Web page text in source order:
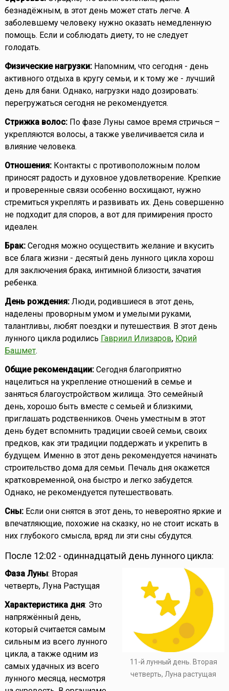
безнадёжным, в этот день может стать легче. А
заболевшему человеку нужно оказать немедленную
помощь. Если и соблюдать диету, то не следует
голодать.
Физические нагрузки: Напомним, что сегодня - день
активного отдыха в кругу семьи, и к тому же - лучший
день для бани. Однако, нагрузки надо дозировать:
перегружаться сегодня не рекомендуется.
Стрижка волос: По фазе Луны самое время стричься –
укрепляются волосы, а также увеличивается сила и
влияние человека.
Отношения: Контакты с противоположным полом
приносят радость и духовное удовлетворение. Крепкие
и проверенные связи особенно восхищают, нужно
стремиться укреплять и развивать их. День совершенно
не подходит для споров, а вот для примирения просто
идеален.
Брак: Сегодня можно осуществить желание и вкусить
все блага жизни - десятый день лунного цикла хорош
для заключения брака, интимной близости, зачатия
ребенка.
День рождения: Люди, родившиеся в этот день,
наделены проворным умом и умелыми руками,
талантливы, любят поездки и путешествия. В этот день
лунного цикла родились Гавриил Илизаров, Юрий
Башмет.
Общие рекомендации: Сегодня благоприятно
нацелиться на укрепление отношений в семье и
заняться благоустройством жилища. Это семейный
день, хорошо быть вместе с семьей и близкими,
приглашать родственников. Очень уместным в этот
день будет вспомнить традиции своей семьи, своих
предков, как эти традиции поддержать и укрепить в
будущем. Именно в этот день рекомендуется начинать
строительство дома для семьи. Печаль дня окажется
кратковременной, она быстро и легко забудется.
Однако, не рекомендуется путешествовать.
Сны: Если они снятся в этот день, то невероятно яркие и
впечатляющие, похожие на сказку, но не стоит искать в
них глубокого смысла, вряд ли эти сны сбудутся.
После 12:02 - одиннадцатый день лунного цикла:
11-й лунный день. Вторая
четверть, Луна растущая
Фаза Луны: Вторая
четверть, Луна Растущая
Характеристика дня: Это
напряжённый день,
который считается самым
сильным из всего лунного
цикла, а также одним из
самых удачных из всего
лунного месяца, несмотря